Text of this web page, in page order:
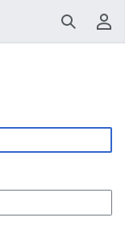
Suchen